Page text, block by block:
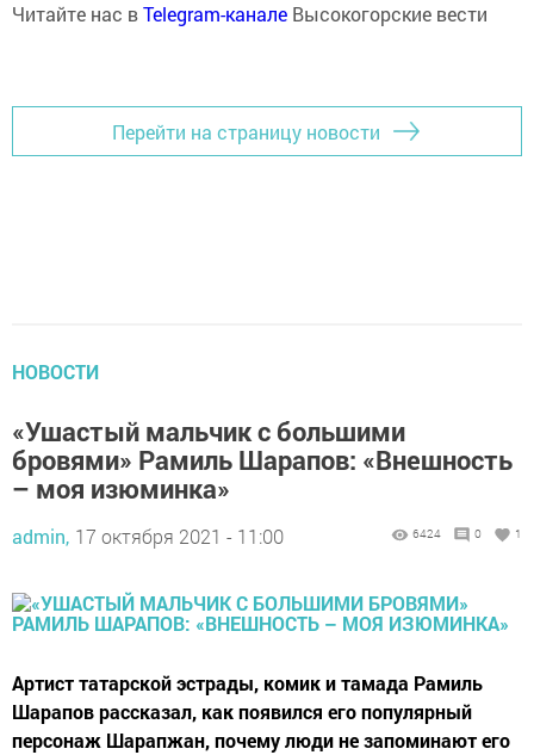
Читайте нас вTelegram-канале Высокогорские вести
Перейти на страницу новости
НОВОСТИ
«Ушастый мальчик с большими
бровями» Рамиль Шарапов: «Внешность
– моя изюминка»
admin, 17 октября 2021 - 11:00 6424 0 1
Артист татарской эстрады, комик и тамада Рамиль
Шарапов рассказал, как появился его популярный
персонаж Шарапжан, почему люди не запоминают его